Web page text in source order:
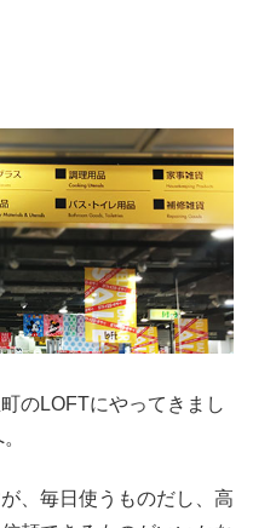
のLOFTにやってきまし
、毎日使うものだし、高